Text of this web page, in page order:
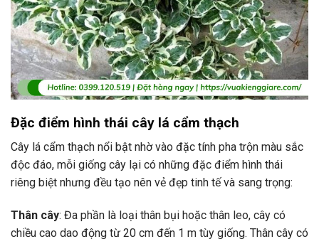
Đặc điểm hình thái cây lá cẩm thạch
Cây lá cẩm thạch nổi bật nhờ vào đặc tính pha trộn màu sắc
độc đáo, mỗi giống cây lại có những đặc điểm hình thái
riêng biệt nhưng đều tạo nên vẻ đẹp tinh tế và sang trọng:
Thân cây: Đa phần là loại thân bụi hoặc thân leo, cây có
chiều cao dao động từ 20 cm đến 1 m tùy giống. Thân cây có